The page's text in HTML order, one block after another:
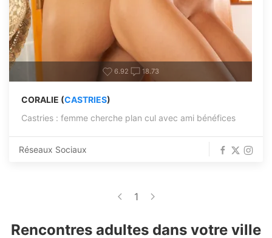
6.92 18.73
CORALIE (CASTRIES)
Castries : femme cherche plan cul avec ami bénéfices
Réseaux Sociaux
1
Rencontres adultes dans votre ville